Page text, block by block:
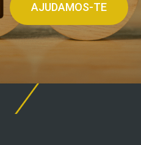
AJUDAMOS-TE